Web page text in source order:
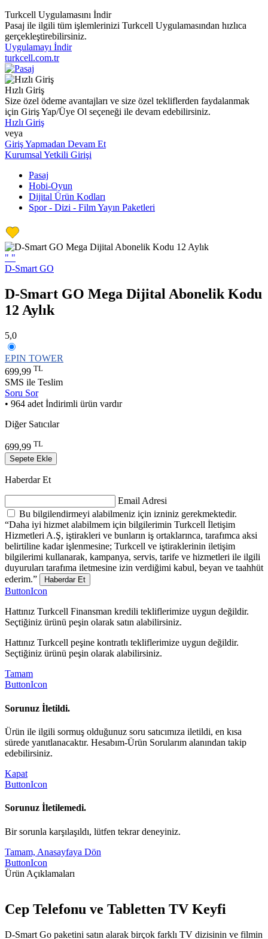
Turkcell Uygulamasını İndir
Pasaj ile ilgili tüm işlemlerinizi Turkcell Uygulamasından hızlıca
gerçekleştirebilirsiniz.
Uygulamayı İndir
turkcell.com.tr
Hızlı Giriş
Size özel ödeme avantajları ve size özel tekliflerden faydalanmak
için Giriş Yap/Üye Ol seçeneği ile devam edebilirsiniz.
Hızlı Giriş
veya
Giriş Yapmadan Devam Et
Kurumsal Yetkili Girişi
Pasaj
Hobi-Oyun
Dijital Ürün Kodları
Spor - Dizi - Film Yayın Paketleri
" "
D-Smart GO
D-Smart GO Mega Dijital Abonelik Kodu
12 Aylık
5,0
EPIN TOWER
699,99 TL
SMS ile Teslim
Soru Sor
• 964 adet İndirimli ürün vardır
Diğer Satıcılar
699,99 TL
Sepete Ekle
Haberdar Et
Email Adresi
Bu bilgilendirmeyi alabilmeniz için izniniz gerekmektedir.
“Daha iyi hizmet alabilmem için bilgilerimin Turkcell İletişim
Hizmetleri A.Ş, iştirakleri ve bunların iş ortaklarınca, tarafımca aksi
belirtiline kadar işlenmesine; Turkcell ve iştiraklerinin iletişim
bilgilerimi kullanarak, kampanya, servis, tarife ve hizmetleri ile ilgili
duyuruları tarafıma iletmesine izin verdiğimi kabul, beyan ve taahhüt
ederim.”
Haberdar Et
ButtonIcon
Hattınız Turkcell Finansman kredili tekliflerimize uygun değildir.
Seçtiğiniz ürünü peşin olarak satın alabilirsiniz.
Hattınız Turkcell peşine kontratlı tekliflerimize uygun değildir.
Seçtiğiniz ürünü peşin olarak alabilirsiniz.
Tamam
ButtonIcon
Sorunuz İletildi.
Ürün ile ilgili sormuş olduğunuz soru satıcımıza iletildi, en kısa
sürede yanıtlanacaktır. Hesabım-Ürün Sorularım alanından takip
edebilirsiniz.
Kapat
ButtonIcon
Sorunuz İletilemedi.
Bir sorunla karşılaşıldı, lütfen tekrar deneyiniz.
Tamam, Anasayfaya Dön
ButtonIcon
Ürün Açıklamaları
Cep Telefonu ve Tabletten TV Keyfi
D-Smart Go paketini satın alarak birçok farklı TV dizisinin ve filmin